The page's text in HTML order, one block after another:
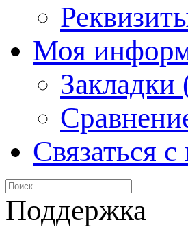
Моя
Закладки
Связаться
Поддержка